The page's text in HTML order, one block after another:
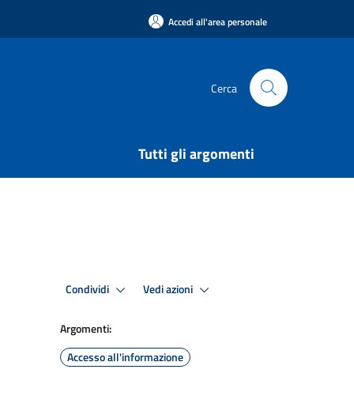
Accedi all'area personale
Cerca
Tutti gli argomenti
Condividi Vedi azioni
Argomenti:
Accesso all'informazione